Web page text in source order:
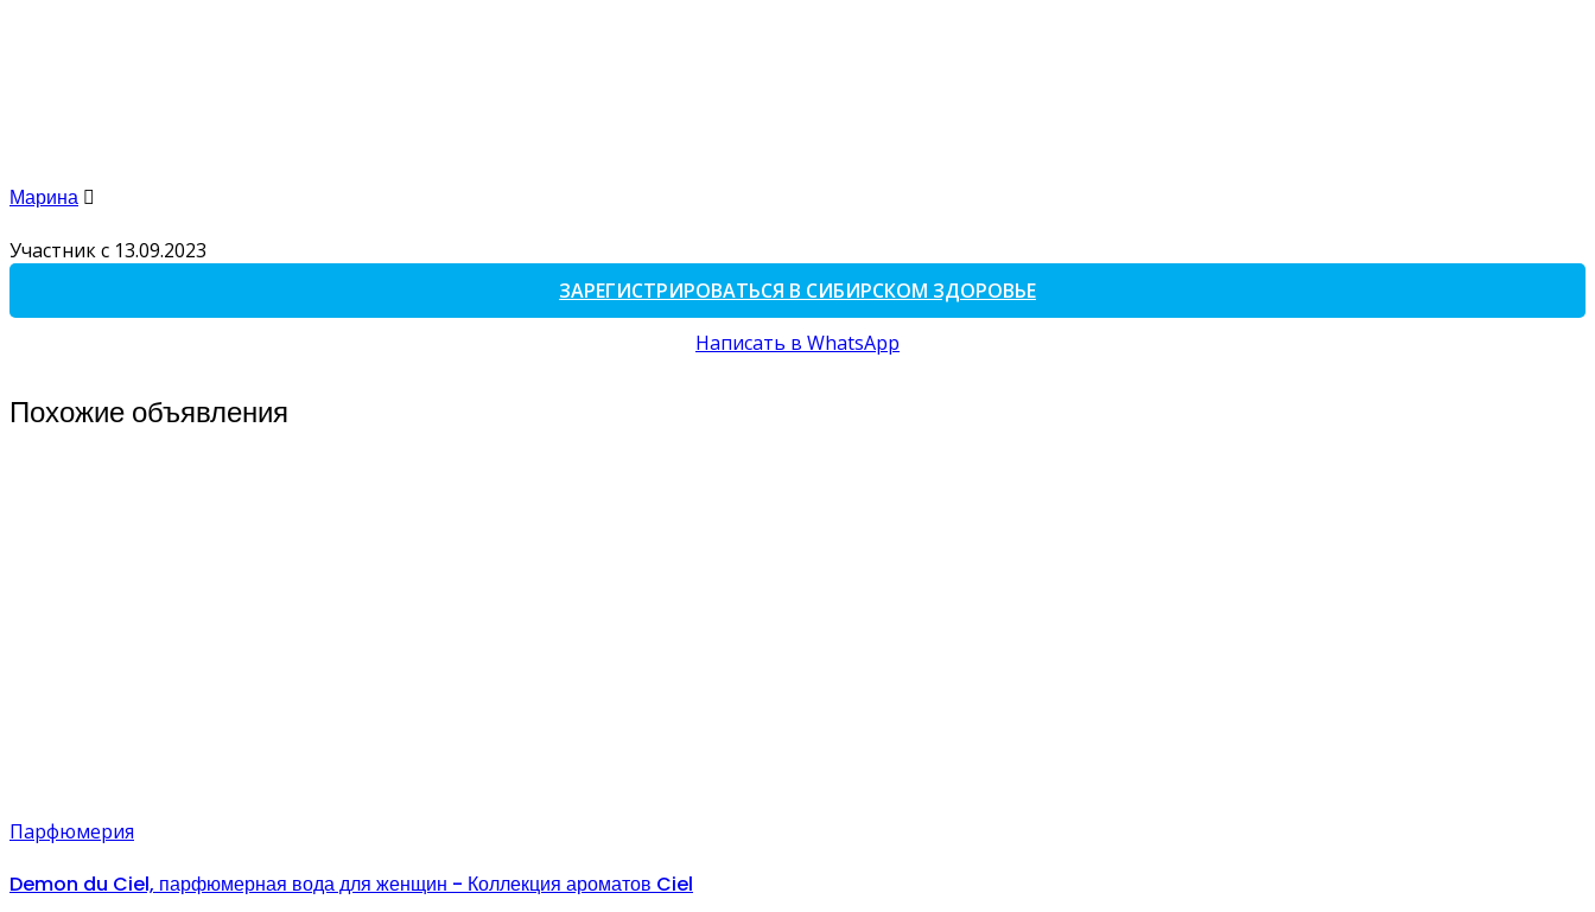
Марина
Участник с 13.09.2023
ЗАРЕГИСТРИРОВАТЬСЯ В СИБИРСКОМ ЗДОРОВЬЕ
Написать в WhatsApp
Похожие объявления
Парфюмерия
Demon du Ciel, парфюмерная вода для женщин - Коллекция ароматов Ciel